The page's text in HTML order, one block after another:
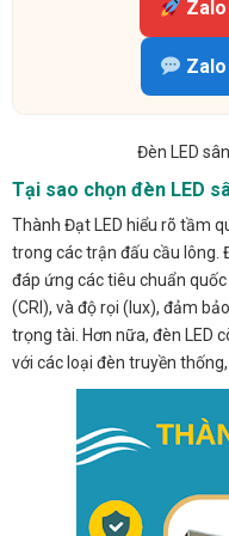
Đèn LED
Tại sao chọn đèn LED
Thành Đạt LED hiểu rõ tầm
trong các trận đấu cầu lông.
đáp ứng các tiêu chuẩn
(CRI), và độ rọi (lux), đảm
trọng tài. Hơn nữa, đèn LED
với các loại đèn truyền